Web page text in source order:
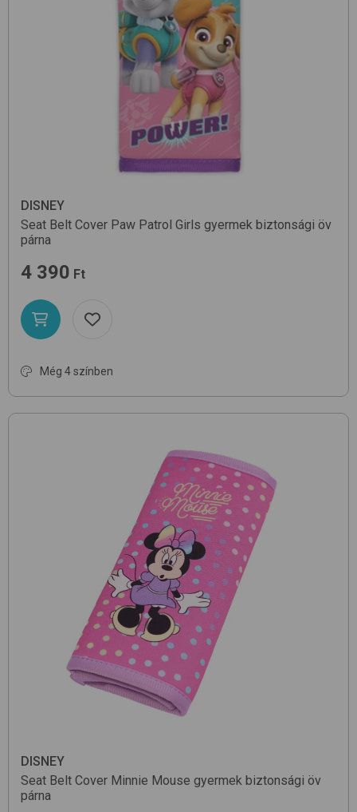
DISNEY
Seat Belt Cover Paw Patrol Girls gyermek biztonsági öv
párna
4 390 Ft
Még 4 színben
DISNEY
Seat Belt Cover Minnie Mouse gyermek biztonsági öv
párna